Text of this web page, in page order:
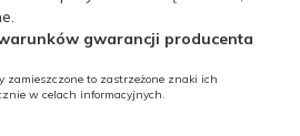
gwarancji producenta
zamieszczone to zastrzeżone znaki ich
w celach informacyjnych.